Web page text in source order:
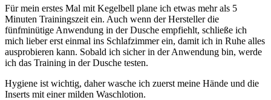
Für mein erstes Mal mit Kegelbell plane ich etwas mehr als 5
Minuten Trainingszeit ein. Auch wenn der Hersteller die
fünfminütige Anwendung in der Dusche empfiehlt, schließe ich
mich lieber erst einmal ins Schlafzimmer ein, damit ich in Ruhe alles
ausprobieren kann. Sobald ich sicher in der Anwendung bin, werde
ich das Training in der Dusche testen.
Hygiene ist wichtig, daher wasche ich zuerst meine Hände und die
Inserts mit einer milden Waschlotion.